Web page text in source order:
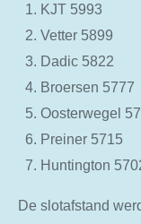
KJT 5993
Vetter 5899
Dadic 5822
Broersen 5777
Oosterwegel
Preiner 5715
Huntington
De slotafstand